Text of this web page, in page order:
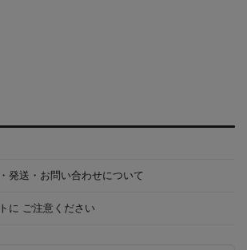
発送・お問い合わせについて
に ご注意ください